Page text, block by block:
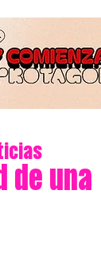
de una